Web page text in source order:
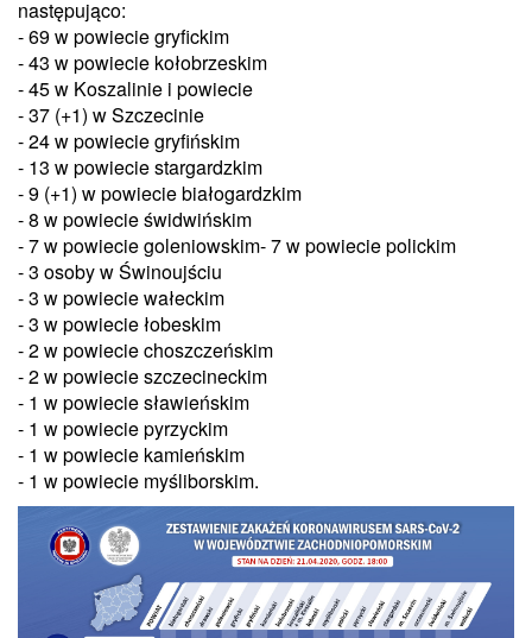
następująco:
- 69 w powiecie gryfickim
- 43 w powiecie kołobrzeskim
- 45 w Koszalinie i powiecie
- 37 (+1) w Szczecinie
- 24 w powiecie gryfińskim
- 13 w powiecie stargardzkim
- 9 (+1) w powiecie białogardzkim
- 8 w powiecie świdwińskim
- 7 w powiecie goleniowskim- 7 w powiecie polickim
- 3 osoby w Świnoujściu
- 3 w powiecie wałeckim
- 3 w powiecie łobeskim
- 2 w powiecie choszczeńskim
- 2 w powiecie szczecineckim
- 1 w powiecie sławieńskim
- 1 w powiecie pyrzyckim
- 1 w powiecie kamieńskim
- 1 w powiecie myśliborskim.